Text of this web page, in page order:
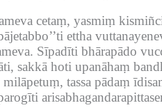
cetaṃ, yasmiṃ
ettha
Sīpadīti bhārapādo
sakkā hoti upanāhaṃ
tassa pādaṃ